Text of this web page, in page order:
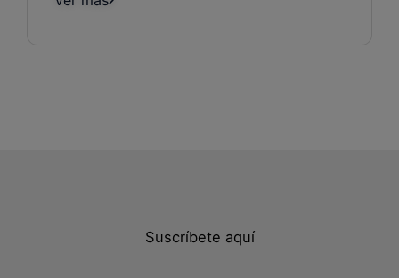
Suscríbete aquí